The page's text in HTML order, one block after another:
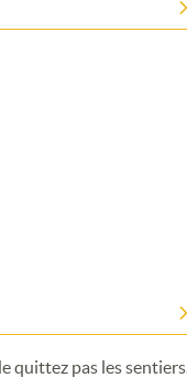
quittez pas les sentiers.